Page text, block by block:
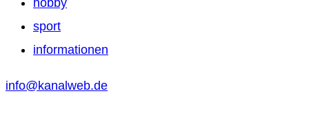
hobby
sport
informationen
info@kanalweb.de